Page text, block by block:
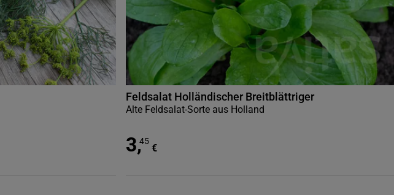
Feldsalat Holländischer Breitblättriger
Alte Feldsalat-Sorte aus Holland
3,45
€